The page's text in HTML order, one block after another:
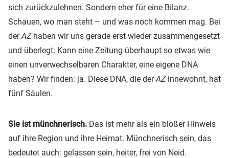
sich zurückzulehnen. Sondern eher für eine Bilanz.
Schauen, wo man steht – und was noch kommen mag. Bei
derAZ haben wir uns gerade erst wieder zusammengesetzt
und überlegt: Kann eine Zeitung überhaupt so etwas wie
einen unverwechselbaren Charakter, eine eigene DNA
haben? Wir finden: ja. Diese DNA, die derAZ innewohnt, hat
fünf Säulen.
Sie ist münchnerisch. Das ist mehr als ein bloßer Hinweis
auf ihre Region und ihre Heimat. Münchnerisch sein, das
bedeutet auch: gelassen sein, heiter, frei von Neid.